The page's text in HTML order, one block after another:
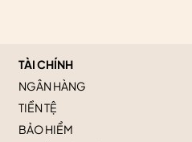
TÀI CHÍNH
NGÂN HÀNG
TIỀN TỆ
BẢO HIỂM